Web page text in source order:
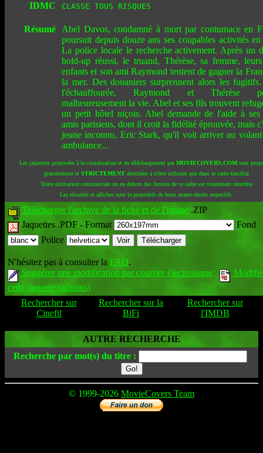
IDMC CLASSE TOUS RISQUES
Résumé
Abel Davos, condamné à mort par contumace en
poursuit depuis douze ans ses coupables activités
La police locale le recherche activement. Après un
hold-up réussi, le truand, Thérèse, sa femme,
enfants et son ami Raymond tentent de gagner la
la mer. Des douaniers surprennent alors les
l'échauffourée, Raymond et Thérèse
malheureusement la vie. Abel et ses fils trouvent
un petit hôtel niçois. Abel demande de l'aide à
amis parisiens, dont il croit la fidélité éprouvée, mais
jeune inconnu, Eric Stark, qu'il voit arriver au
ambulance...
Les jaquettes proposées à la visualisation et en téléchargement parMOVIECOVERS.COMsont
gratuitement et STRICTEMENTdestinées à n'être utilisées que dans le cadre familial
Toute utilisation commerciale ou en dehors des limites de ce cadre est totalement interdite
Les résumés et affiches sont la propriétés de leurs ayants-droits respectifs.
Télécharger l'archive de la fiche et de l'image .ZIP
Jaquettes .PDF - Format
Fond
Police
N'hésitez pas à consulter la FAQ.
Suggérer une modification par courrier électronique
cette jaquette (admins)
Rechercher sur
Cinefil
Rechercher sur la
BiFi
Rechercher sur
l'IMDB
AUTRE RECHERCHE
Recherche par mot(s) du titre :
© 1999-2026 MovieCovers Team